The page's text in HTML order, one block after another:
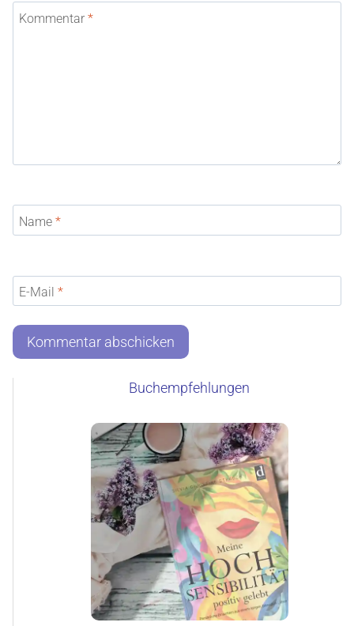
Kommentar *
Name *
E-Mail *
Buchempfehlungen